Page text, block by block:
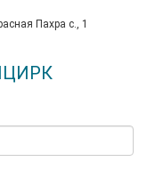
Пахра с., 1